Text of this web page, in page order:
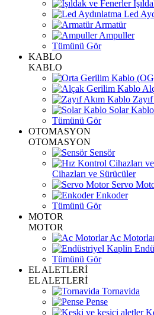
Led
Armatür
Ampuller
Tümünü Gör
KABLO
KABLO
Solar Kablo
Tümünü Gör
OTOMASYON
OTOMASYON
Sensör
Cihazları ve Sürücüler
Servo
Enkoder
Tümünü Gör
MOTOR
MOTOR
Ac
Tümünü Gör
EL ALETLERİ
EL ALETLERİ
Tornavida
Pense